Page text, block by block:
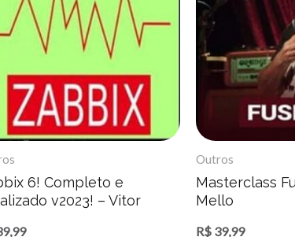
6! Completo e
v2023! – Vitor
Outros
Masterclass
Mello
R$ 39,99